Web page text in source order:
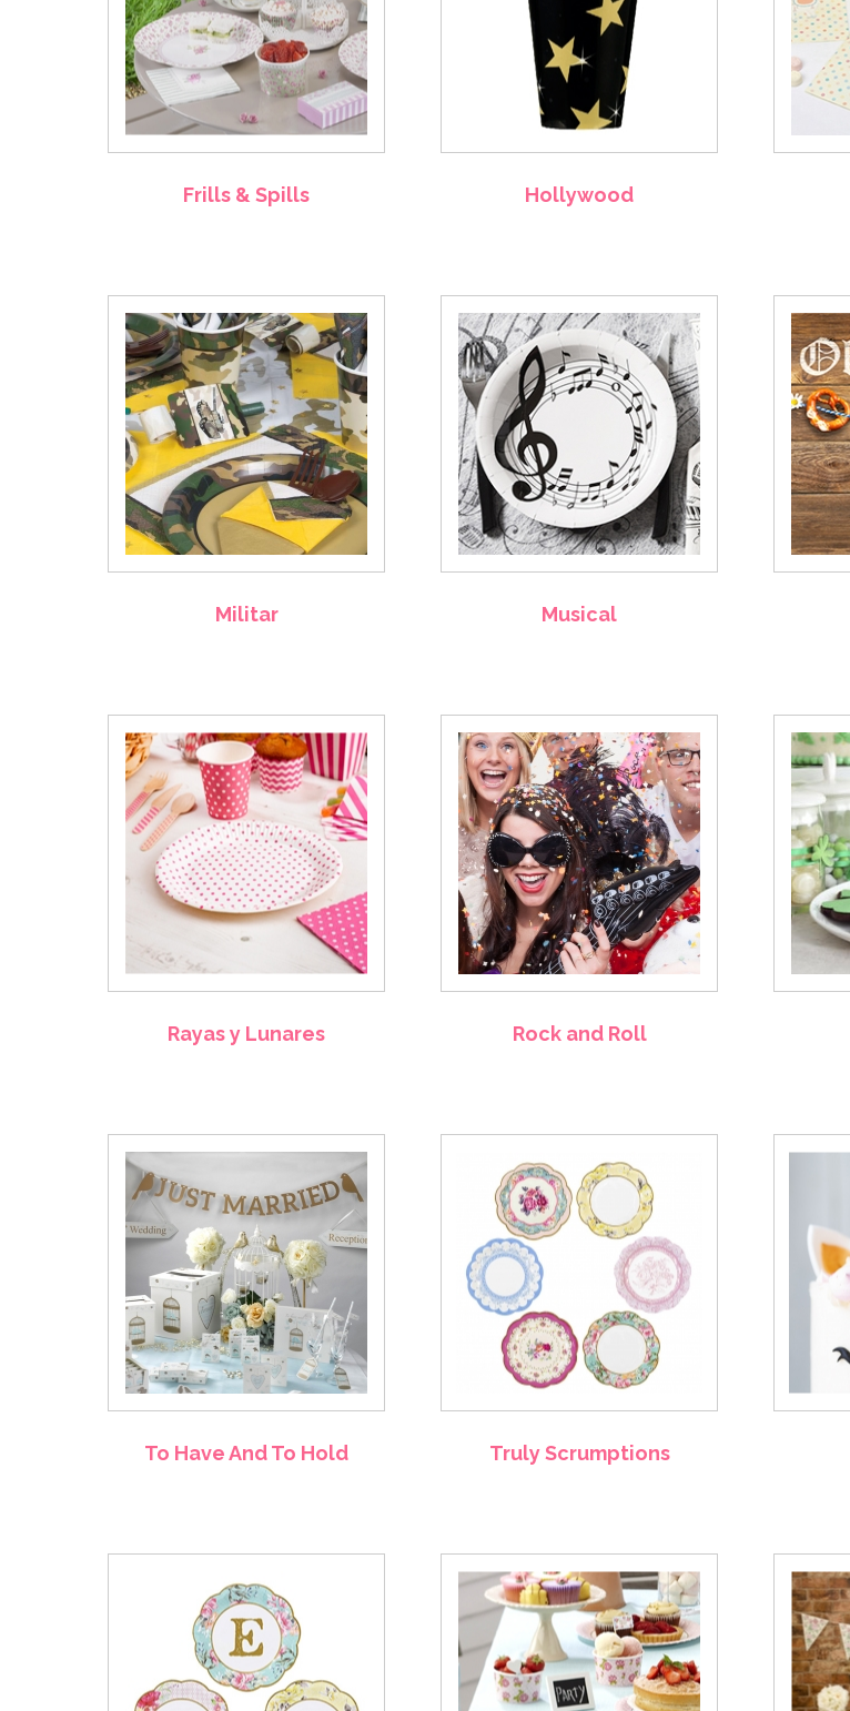
Frills & Spills Hollywood
Militar Musical
Rayas y Lunares Rock and Roll
To Have And To Hold Truly Scrumptions